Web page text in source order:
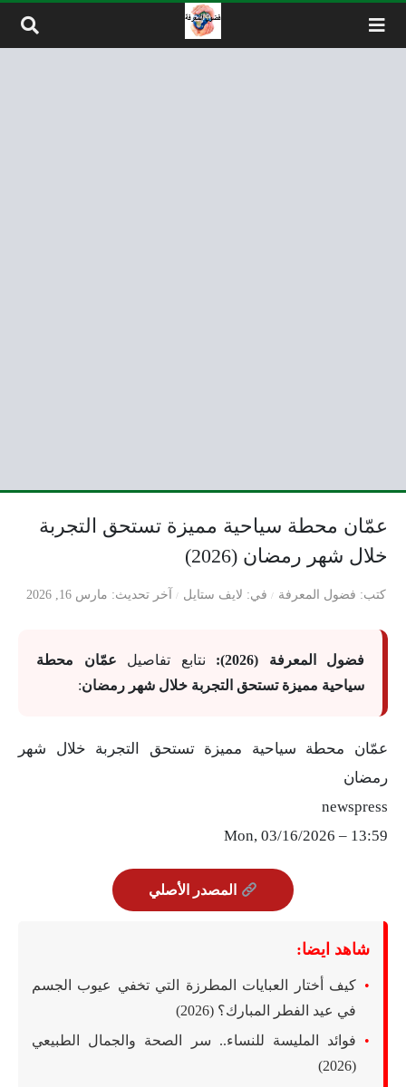
عمّان محطة سياحية مميزة تستحق التجربة
خلال شهر رمضان (2026)
كتب فضول المعرفة في لايف ستايل آخر تحديث مارس 16, 2026
فضول المعرفة (2026): نتابع تفاصيل عمّان محطة
سياحية مميزة تستحق التجربة خلال شهر رمضان:
عمّان محطة سياحية مميزة تستحق التجربة خلال شهر
رمضان
newspress
Mon, 03/16/2026 – 13:59
المصدر الأصلي
شاهد ايضا:
كيف أختار العبايات المطرزة التي تخفي عيوب الجسم
في عيد الفطر المبارك؟ (2026)
فوائد المليسة للنساء.. سر الصحة والجمال الطبيعي
(2026)